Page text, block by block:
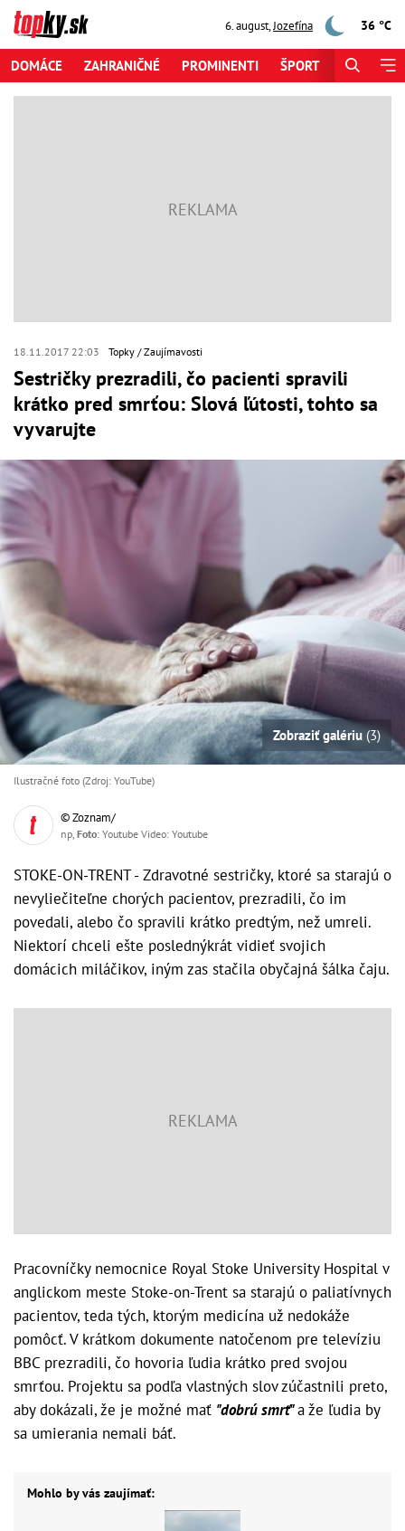
6. august,Jozefína 36 °C
DOMÁCE ZAHRANIČNÉ PROMINENTI ŠPORT
18.11.2017 22:03 Topky Zaujímavosti
Sestričky prezradili, čo pacienti spravili
krátko pred smrťou: Slová ľútosti, tohto sa
vyvarujte
Zobraziť galériu (3)
Ilustračné foto (Zdroj: YouTube)
© Zoznam/
np, Foto: Youtube Video: Youtube
STOKE-ON-TRENT - Zdravotné sestričky, ktoré sa starajú o
nevyliečiteľne chorých pacientov, prezradili, čo im
povedali, alebo čo spravili krátko predtým, než umreli.
Niektorí chceli ešte poslednýkrát vidieť svojich
domácich miláčikov, iným zas stačila obyčajná šálka čaju.
Pracovníčky nemocnice Royal Stoke University Hospital v
anglickom meste Stoke-on-Trent sa starajú o paliatívnych
pacientov, teda tých, ktorým medicína už nedokáže
pomôcť. V krátkom dokumente natočenom pre televíziu
BBC prezradili, čo hovoria ľudia krátko pred svojou
smrťou. Projektu sa podľa vlastných slov zúčastnili preto,
aby dokázali, že je možné mať "dobrú smrť"a že ľudia by
sa umierania nemali báť.
Mohlo by vás zaujímať: